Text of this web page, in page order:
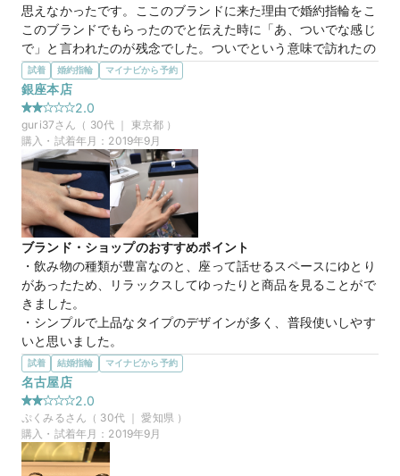
思えなかったです。ここのブランドに来た理由で婚約指輪をこ
このブランドでもらったのでと伝えた時に「あ、ついでな感じ
で」と言われたのが残念でした。ついでという意味で訪れたの
ではなくとてもいい指輪をもらったからここのブランドにしよ
うかなと検討したわけで。指輪はきれいでした。
選んだ商品を気に入った理由
とてもきれいな指輪が値段もリーズナブルだったので驚きまし
た。ダイヤの光らせ方などにもこだわっていたり、よく光らせ
るために穴が開いていたりとても綺麗でした。つけ心地は普通
でした。この値段でこの綺麗さならとてもお得だと思います。
マイナビ限定 来店特典
この店舗のおすすめ特典情報
【４℃ BRIDAL】マイナビウエディングから”10,000円分”の特典を
プレゼント
試着 婚約指輪 マイナビから予約
銀座本店
2.0
guri37さん（ 30代 ｜ 東京都 ）
購入・試着年月： 2019年9月
ブランド・ショップのおすすめポイント
・飲み物の種類が豊富なのと、座って話せるスペースにゆとり
があったため、リラックスしてゆったりと商品を見ることがで
きました。
・シンプルで上品なタイプのデザインが多く、普段使いしやす
いと思いました。
・アンケートがあったため、ダイヤのランクやデザインイメー
ジがはっきりしている人には選びやすいと思います。
選んだ商品を気に入った理由
・一番はシンプルでダイヤがキラキラしていると感じられたと
ころです。普段使いもできるけど、特別感も感じられる指輪だ
と思いました。
・リングがねじってあるデザインがおしゃれで、他にあまりな
試着 結婚指輪 マイナビから予約
名古屋店
2.0
ぷくみるさん（ 30代 ｜愛知県 ）
購入・試着年月： 2019年9月